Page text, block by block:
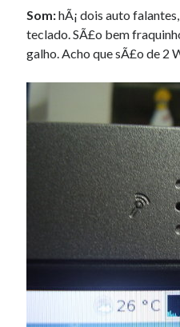
Som:hÃ¡ dois auto
teclado. SÃ£o bem
galho. Acho que sÃ£o de 2